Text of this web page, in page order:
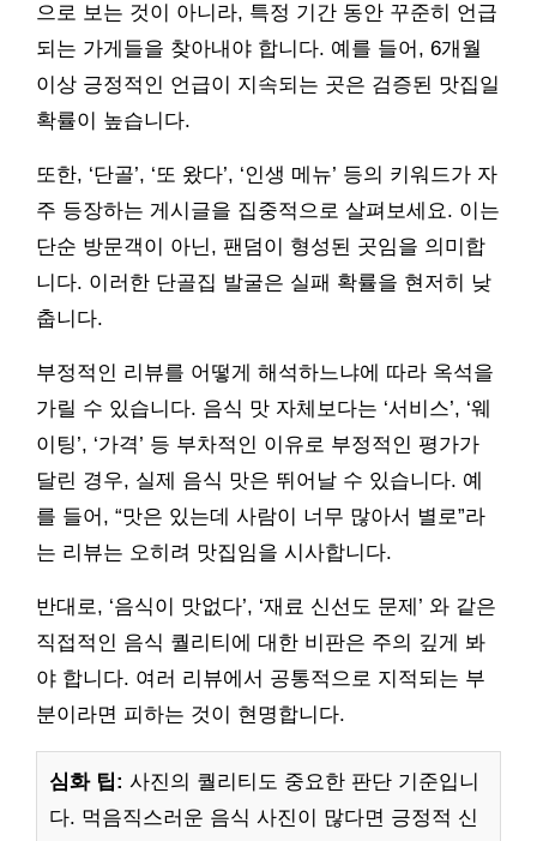
으로 보는 것이 아니라, 특정 기간 동안 꾸준히 언급
되는 가게들을 찾아내야 합니다. 예를 들어, 6개월
이상 긍정적인 언급이 지속되는 곳은 검증된 맛집일
확률이 높습니다.
또한, ‘단골’, ‘또 왔다’, ‘인생 메뉴’ 등의 키워드가 자
주 등장하는 게시글을 집중적으로 살펴보세요. 이는
단순 방문객이 아닌, 팬덤이 형성된 곳임을 의미합
니다. 이러한 단골집 발굴은 실패 확률을 현저히 낮
춥니다.
부정적인 리뷰를 어떻게 해석하느냐에 따라 옥석을
가릴 수 있습니다. 음식 맛 자체보다는 ‘서비스’, ‘웨
이팅’, ‘가격’ 등 부차적인 이유로 부정적인 평가가
달린 경우, 실제 음식 맛은 뛰어날 수 있습니다. 예
를 들어, “맛은 있는데 사람이 너무 많아서 별로”라
는 리뷰는 오히려 맛집임을 시사합니다.
반대로, ‘음식이 맛없다’, ‘재료 신선도 문제’ 와 같은
직접적인 음식 퀄리티에 대한 비판은 주의 깊게 봐
야 합니다. 여러 리뷰에서 공통적으로 지적되는 부
분이라면 피하는 것이 현명합니다.
심화 팁: 사진의 퀄리티도 중요한 판단 기준입니
다. 먹음직스러운 음식 사진이 많다면 긍정적 신